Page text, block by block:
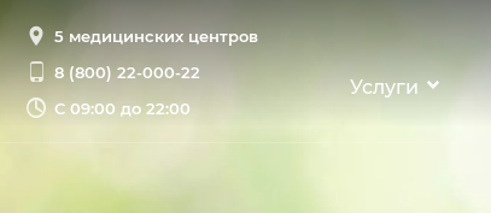
5 медицинских центров
8 (800) 22-000-22
С 09:00 до 22:00
Услуги